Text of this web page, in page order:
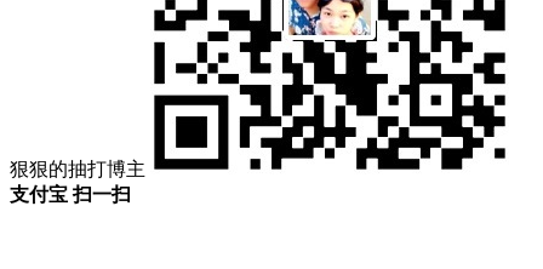
狠狠的抽打博主
支付宝 扫一扫